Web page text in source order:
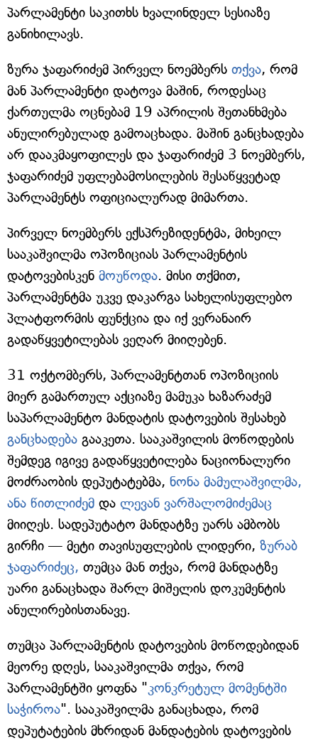
პარლამენტი საკითხს ხვალინდელ სესიაზე
განიხილავს.
ზურა ჯაფარიძემ პირველ ნოემბერს თქვა, რომ
მან პარლამენტი დატოვა მაშინ, როდესაც
ქართულმა ოცნებამ 19 აპრილის შეთანხმება
ანულირებულად გამოაცხადა. მაშინ განცხადება
არ დააკმაყოფილეს და ჯაფარიძემ 3 ნოემბერს,
ჯაფარიძემ უფლებამოსილების შესაწყვეტად
პარლამენტს ოფიციალურად მიმართა.
პირველ ნოემბერს ექსპრეზიდენტმა, მიხეილ
სააკაშვილმა ოპოზიციას პარლამენტის
დატოვებისკენ მოუწოდა. მისი თქმით,
პარლამენტმა უკვე დაკარგა სახელისუფლებო
პლატფორმის ფუნქცია და იქ ვერანაირ
გადაწყვეტილებას ვეღარ მიიღებენ.
31 ოქტომბერს, პარლამენტთან ოპოზიციის
მიერ გამართულ აქციაზე მამუკა ხაზარაძემ
საპარლამენტო მანდატის დატოვების შესახებ
განცხადება გააკეთა. სააკაშვილის მოწოდების
შემდეგ იგივე გადაწყვეტილება ნაციონალური
მოძრაობის დეპუტატებმა, ნონა მამულაშვილმა,
ანა წითლიძემ და ლევან ვარშალომიძემაც
მიიღეს. სადეპუტატო მანდატზე უარს ამბობს
გირჩი — მეტი თავისუფლების ლიდერი, ზურაბ
ჯაფარიძეც, თუმცა მან თქვა, რომ მანდატზე
უარი განაცხადა შარლ მიშელის დოკუმენტის
ანულირებისთანავე.
თუმცა პარლამენტის დატოვების მოწოდებიდან
მეორე დღეს, სააკაშვილმა თქვა, რომ
პარლამენტში ყოფნა "კონკრეტულ მომენტში
საჭიროა". სააკაშვილმა განაცხადა, რომ
დეპუტატების მხრიდან მანდატების დატოვების